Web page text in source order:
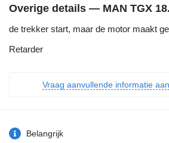
Overige details — MAN TGX
de trekker start, maar de motor maakt
Retarder
Vraag aanvullende informatie aan
Belangrijk